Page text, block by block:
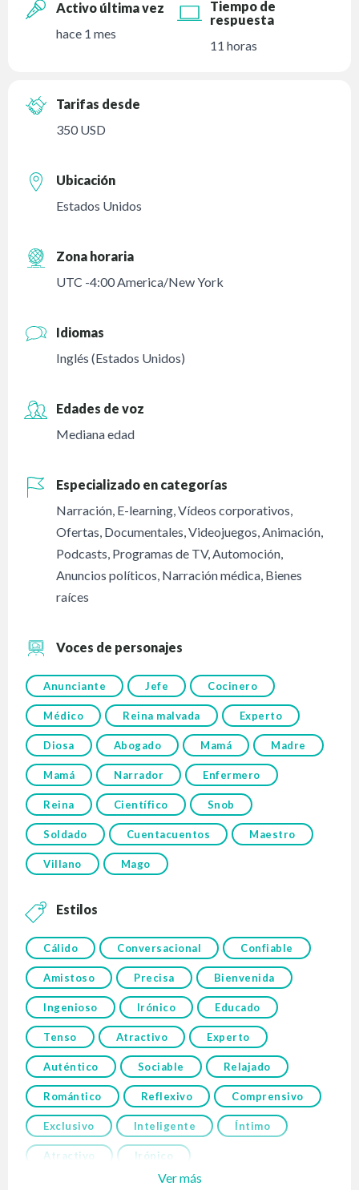
Activo última vez
hace 1 mes
Tiempo de
respuesta
11 horas
Tarifas desde
350 USD
Ubicación
Estados Unidos
Zona horaria
UTC -4:00 America/New York
Idiomas
Inglés (Estados Unidos)
Edades de voz
Mediana edad
Especializado en categorías
Narración, E-learning,Vídeos corporativos,
Ofertas, Documentales,Videojuegos,Animación,
Podcasts, Programas de TV,Automoción,
Anuncios políticos, Narración médica, Bienes
raíces
Voces de personajes
Anunciante Jefe Cocinero
Médico Reina malvada Experto
Diosa Abogado Mamá Madre
Mamá Narrador Enfermero
Reina Científico Snob
Soldado Cuentacuentos Maestro
Villano Mago
Estilos
Cálido Conversacional Confiable
Amistoso Precisa Bienvenida
Ingenioso Irónico Educado
Tenso Atractivo Experto
Auténtico Sociable Relajado
Romántico Reflexivo Comprensivo
Exclusivo Inteligente Íntimo
Atractivo Irónico
Ver más